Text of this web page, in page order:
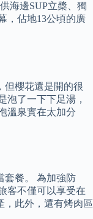
海邊SUP立槳、獨
，佔地13公頃的廣
但櫻花還是開的很
泡了一下下足湯，
溫泉實在太加分
套餐。 為加強防
客不僅可以享受在
，此外，還有烤肉區